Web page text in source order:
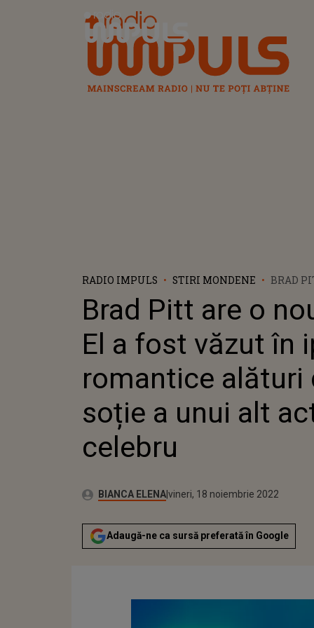
Radio Impuls
RADIO IMPULS STIRI MONDENE
BRAD
SOȚIE
Brad Pitt are o
El a fost văzut în
romantice alături
soție a unui alt
celebru
Autor:BIANCA ELENAPublicat:
vineri, 18 noiembrie 2022
Adaugă-ne ca sursă preferată în Google